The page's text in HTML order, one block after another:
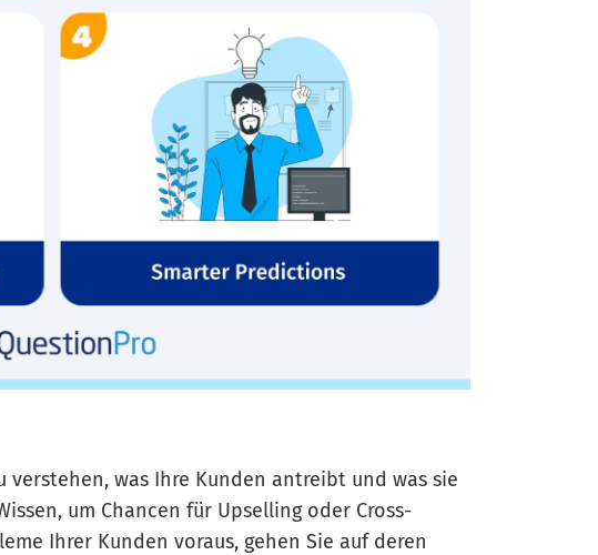
was Ihre Kunden antreibt und was sie
um Chancen für Upselling oder Cross-
Ihrer Kunden voraus, gehen Sie auf deren